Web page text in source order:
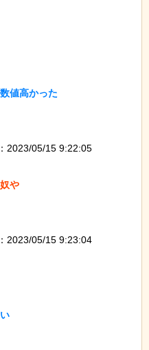
値高かった
2023/05/15 9:22:05
や
2023/05/15 9:23:04